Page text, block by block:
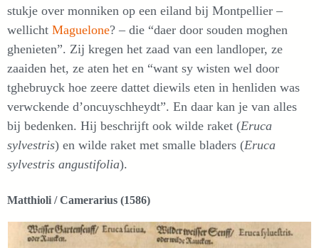
stukje over monniken op een eiland bij Montpellier –
wellicht Maguelone? – die “daer door souden moghen
ghenieten”. Zij kregen het zaad van een landloper, ze
zaaiden het, ze aten het en “want sy wisten wel door
tghebruyck hoe zeere dattet diewils eten in henliden was
verwckende d’oncuyschheydt”. En daar kan je van alles
bij bedenken. Hij beschrijft ook wilde raket (Eruca
sylvestris) en wilde raket met smalle bladers (Eruca
sylvestris angustifolia).
Matthioli / Camerarius (1586)